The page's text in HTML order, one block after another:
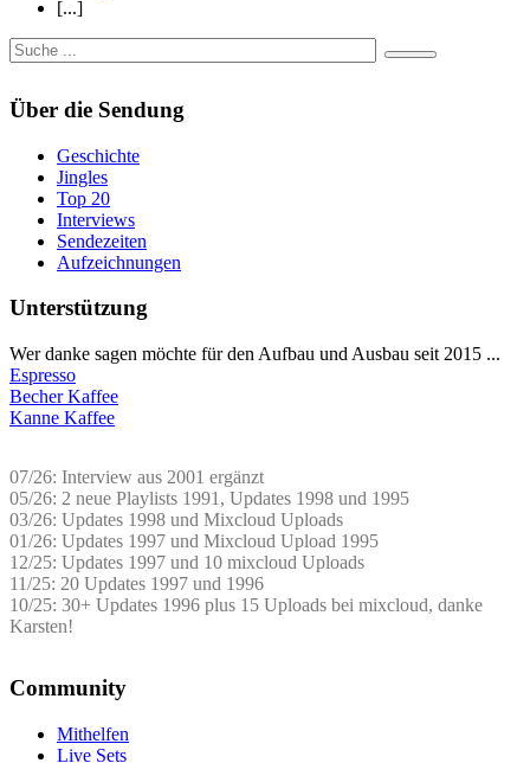
[...]
Über die Sendung
Geschichte
Jingles
Top 20
Interviews
Sendezeiten
Aufzeichnungen
Unterstützung
Wer danke sagen möchte für den Aufbau und Ausbau seit 2015 ...
Espresso
Becher Kaffee
Kanne Kaffee
07/26: Interview aus 2001 ergänzt
05/26: 2 neue Playlists 1991, Updates 1998 und 1995
03/26: Updates 1998 und Mixcloud Uploads
01/26: Updates 1997 und Mixcloud Upload 1995
12/25: Updates 1997 und 10 mixcloud Uploads
11/25: 20 Updates 1997 und 1996
10/25: 30+ Updates 1996 plus 15 Uploads bei mixcloud, danke
Karsten!
Community
Mithelfen
Live Sets